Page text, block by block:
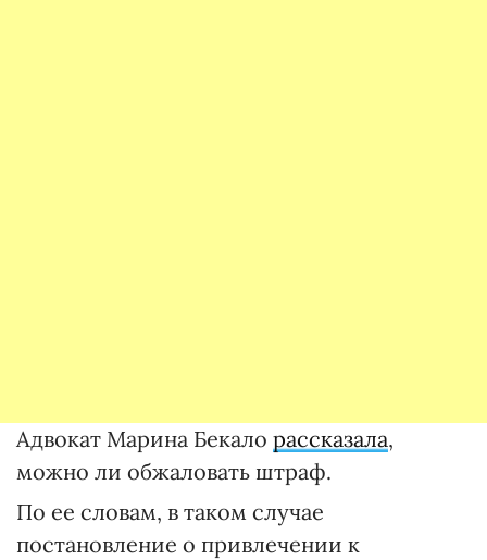
Адвокат Марина Бекало рассказала,
можно ли обжаловать штраф.
По ее словам, в таком случае
постановление о привлечении к